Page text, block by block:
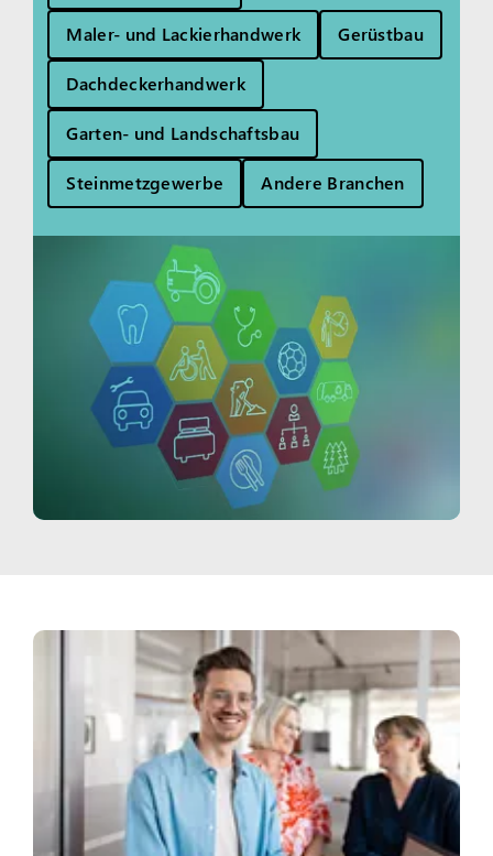
Maler- und Lackierhandwerk Gerüstbau
Dachdeckerhandwerk
Garten- und Landschaftsbau
Steinmetzgewerbe Andere Branchen